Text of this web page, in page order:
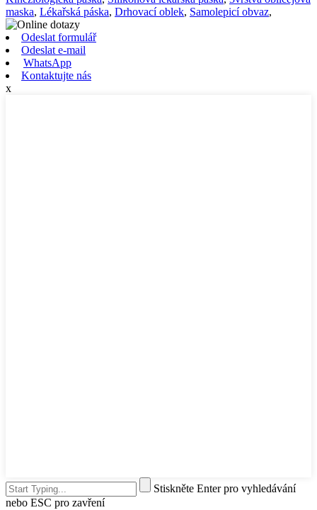
maska, Lékařská páska, Drhovací oblek, Samolepicí obvaz,
Odeslat formulář
Odeslat e-mail
WhatsApp
Kontaktujte nás
x
Stiskněte Enter pro vyhledávání
nebo ESC pro zavření